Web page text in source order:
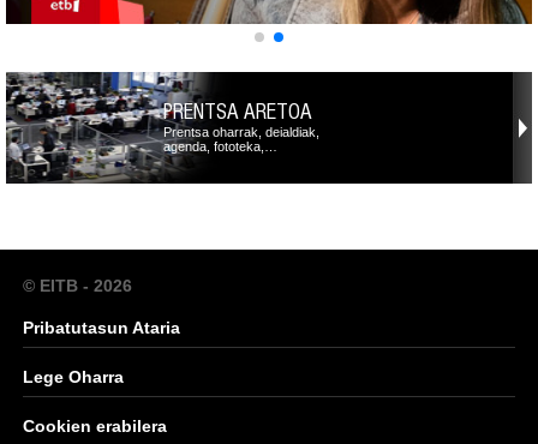
PRENTSA ARETOA
Prentsa oharrak, deialdiak,
agenda, fototeka,…
© EITB - 2026
Pribatutasun Ataria
Lege Oharra
Cookien erabilera